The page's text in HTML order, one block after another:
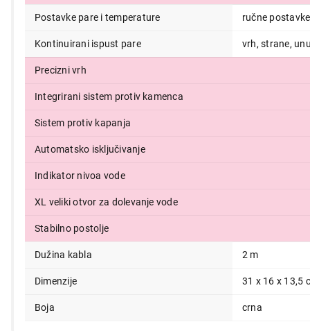
Postavke pare i temperature ručne postavke
Kontinuirani ispust pare vrh, strane,
Precizni vrh
Integrirani sistem protiv kamenca
Sistem protiv kapanja
Automatsko isključivanje
Indikator nivoa vode
XL veliki otvor za dolevanje vode
Stabilno postolje
Dužina kabla 2 m
Dimenzije 31 x 16 x 13,5
Boja crna
14.999,00